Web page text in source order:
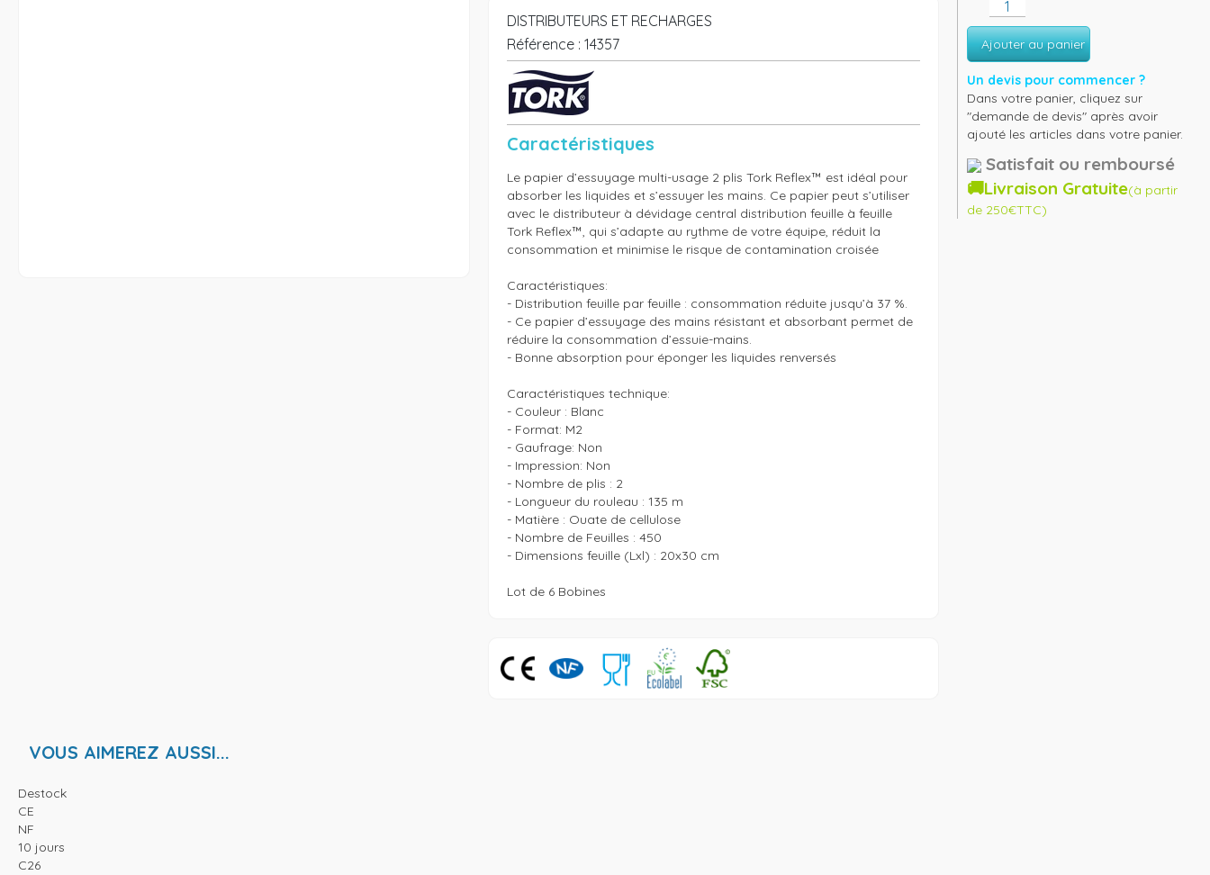
DISTRIBUTEURS ET RECHARGES
Référence : 14357
Caractéristiques
Le papier d’essuyage multi-usage 2 plis Tork Reflex™ est idéal pour
absorber les liquides et s’essuyer les mains. Ce papier peut s’utiliser
avec le distributeur à dévidage central distribution feuille à feuille
Tork Reflex™, qui s’adapte au rythme de votre équipe, réduit la
consommation et minimise le risque de contamination croisée
Caractéristiques:
- Distribution feuille par feuille : consommation réduite jusqu’à 37 %.
- Ce papier d’essuyage des mains résistant et absorbant permet de
réduire la consommation d’essuie-mains.
- Bonne absorption pour éponger les liquides renversés
Caractéristiques technique:
- Couleur : Blanc
- Format: M2
- Gaufrage: Non
- Impression: Non
- Nombre de plis : 2
- Longueur du rouleau : 135 m
- Matière : Ouate de cellulose
- Nombre de Feuilles : 450
- Dimensions feuille (Lxl) : 20x30 cm
Lot de 6 Bobines
Ajouter au panier
Un devis pour commencer ?
Dans votre panier, cliquez sur
"demande de devis" après avoir
ajouté les articles dans votre panier.
Satisfait ou remboursé
🚚Livraison Gratuite(à partir
de 250€TTC)
VOUS AIMEREZ AUSSI...
Destock
CE
NF
10 jours
C26